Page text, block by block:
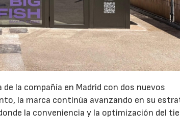
la compañía en Madrid con dos nuevos
la marca continúa avanzando en su
la conveniencia y la optimización del